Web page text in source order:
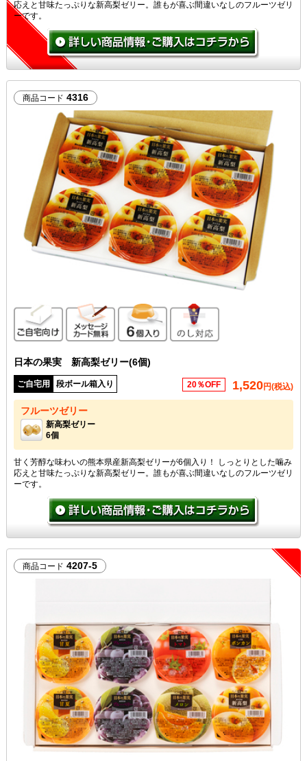
応えと甘味たっぷりな新高梨ゼリー。誰もが喜ぶ間違いなしのフルーツゼリ
ーです。
商品コード 4316
ご自宅向けメッセージカード無料
6個入り のし対応
日本の果実 新高梨ゼリー(6個)
ご自宅用 段ボール箱入り 20％OFF 1,520円(税込)
フルーツゼリー
新高梨ゼリー
6個
甘く芳醇な味わいの熊本県産新高梨ゼリーが6個入り！ しっとりとした噛み
応えと甘味たっぷりな新高梨ゼリー。誰もが喜ぶ間違いなしのフルーツゼリ
ーです。
商品コード 4207-5